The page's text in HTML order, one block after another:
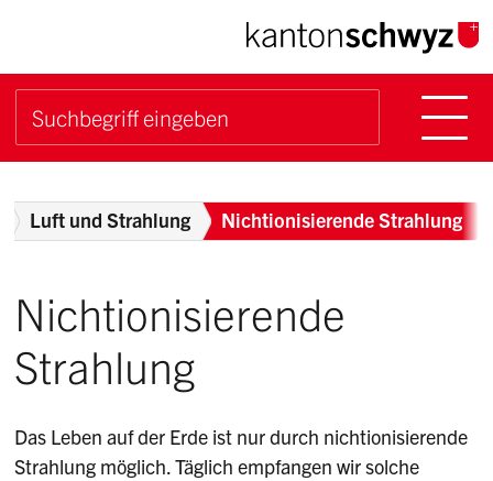
Navigieren im Kanton
Schnellnavigation
Suchbegriff
Breadcrumb
Luft und Strahlung Nichtionisierende Strahlung
Nichtionisierende
Strahlung
Das Leben auf der Erde ist nur durch nichtionisierende
Strahlung möglich. Täglich empfangen wir solche